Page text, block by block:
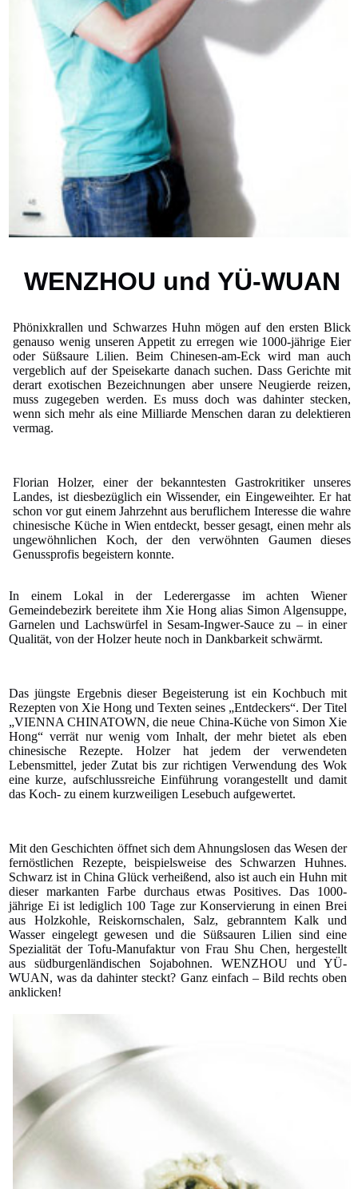
WENZHOU und YÜ-WUAN
Phönixkrallen und Schwarzes Huhn mögen auf den ersten Blick
genauso wenig unseren Appetit zu erregen wie 1000-jährige Eier
oder Süßsaure Lilien. Beim Chinesen-am-Eck wird man auch
vergeblich auf der Speisekarte danach suchen. Dass Gerichte mit
derart exotischen Bezeichnungen aber unsere Neugierde reizen,
muss zugegeben werden. Es muss doch was dahinter stecken,
wenn sich mehr als eine Milliarde Menschen daran zu delektieren
vermag.
Florian Holzer, einer der bekanntesten Gastrokritiker unseres
Landes, ist diesbezüglich ein Wissender, ein Eingeweihter. Er hat
schon vor gut einem Jahrzehnt aus beruflichem Interesse die wahre
chinesische Küche in Wien entdeckt, besser gesagt, einen mehr als
ungewöhnlichen Koch, der den verwöhnten Gaumen dieses
Genussprofis begeistern konnte.
In einem Lokal in der Lederergasse im achten Wiener
Gemeindebezirk bereitete ihm Xie Hong alias Simon Algensuppe,
Garnelen und Lachswürfel in Sesam-Ingwer-Sauce zu – in einer
Qualität, von der Holzer heute noch in Dankbarkeit schwärmt.
Das jüngste Ergebnis dieser Begeisterung ist ein Kochbuch mit
Rezepten von Xie Hong und Texten seines „Entdeckers“. Der Titel
„VIENNA CHINATOWN, die neue China-Küche von Simon Xie
Hong“ verrät nur wenig vom Inhalt, der mehr bietet als eben
chinesische Rezepte. Holzer hat jedem der verwendeten
Lebensmittel, jeder Zutat bis zur richtigen Verwendung des Wok
eine kurze, aufschlussreiche Einführung vorangestellt und damit
das Koch- zu einem kurzweiligen Lesebuch aufgewertet.
Mit den Geschichten öffnet sich dem Ahnungslosen das Wesen der
fernöstlichen Rezepte, beispielsweise des Schwarzen Huhnes.
Schwarz ist in China Glück verheißend, also ist auch ein Huhn mit
dieser markanten Farbe durchaus etwas Positives. Das 1000-
jährige Ei ist lediglich 100 Tage zur Konservierung in einen Brei
aus Holzkohle, Reiskornschalen, Salz, gebranntem Kalk und
Wasser eingelegt gewesen und die Süßsauren Lilien sind eine
Spezialität der Tofu-Manufaktur von Frau Shu Chen, hergestellt
aus südburgenländischen Sojabohnen. WENZHOU und YÜ-
WUAN, was da dahinter steckt? Ganz einfach – Bild rechts oben
anklicken!